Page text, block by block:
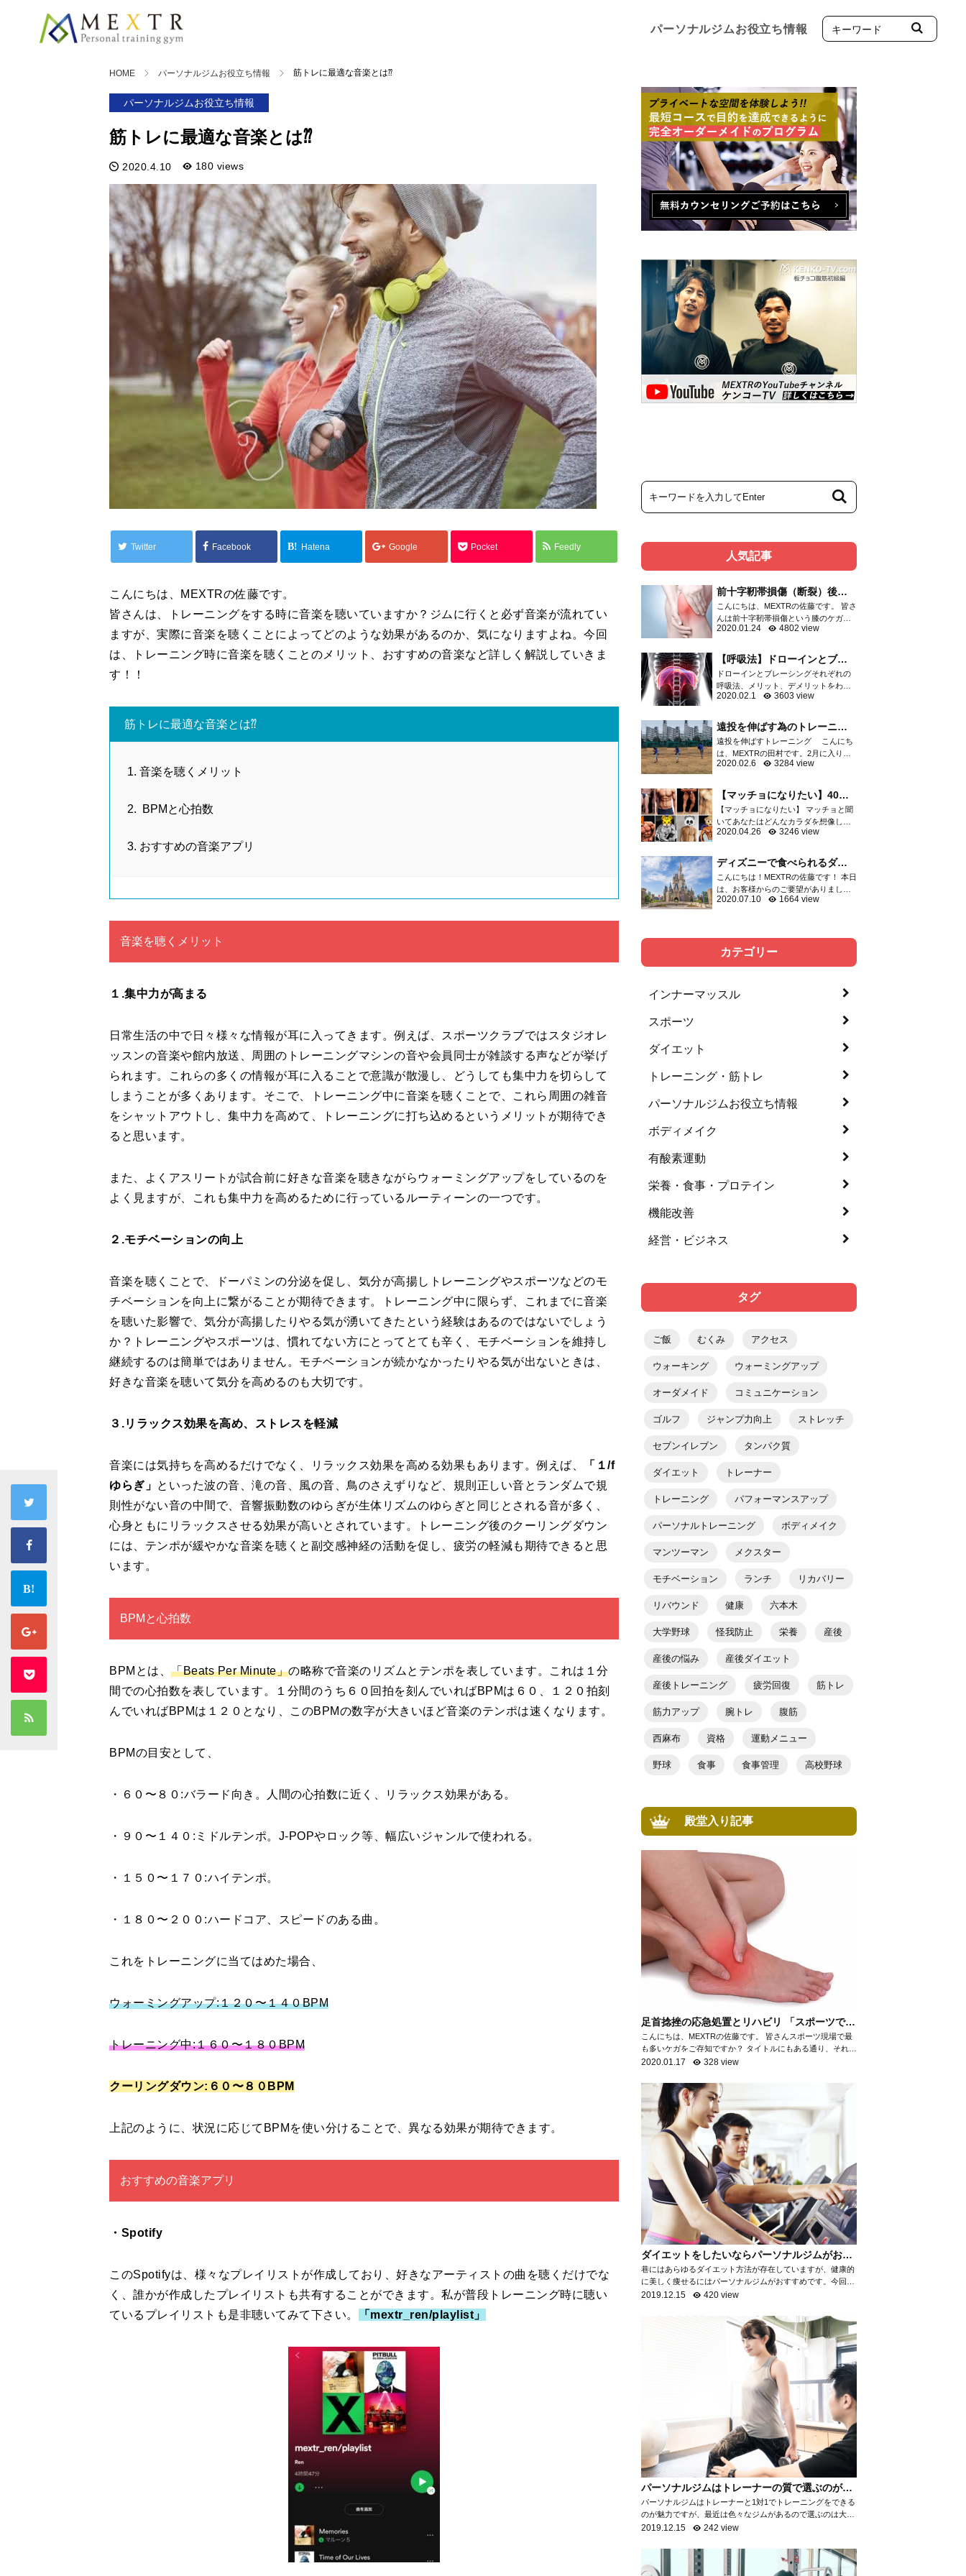
パーソナルジムお役立ち情報
HOME パーソナルジムお役立ち情報 筋トレに最適な音楽とは⁇
パーソナルジムお役立ち情報
筋トレに最適な音楽とは⁇
2020.4.10 180 views
Twitter Facebook Hatena Google Pocket Feedly
こんにちは、MEXTRの佐藤です。
皆さんは、トレーニングをする時に音楽を聴いていますか？ジムに行くと必ず音楽が流れてい
ますが、実際に音楽を聴くことによってどのような効果があるのか、気になりますよね。今回
は、トレーニング時に音楽を聴くことのメリット、おすすめの音楽など詳しく解説していきま
す！！
筋トレに最適な音楽とは⁇
音楽を聴くメリット
BPMと心拍数
おすすめの音楽アプリ
音楽を聴くメリット
１.集中力が高まる
日常生活の中で日々様々な情報が耳に入ってきます。例えば、スポーツクラブではスタジオレ
ッスンの音楽や館内放送、周囲のトレーニングマシンの音や会員同士が雑談する声などが挙げ
られます。これらの多くの情報が耳に入ることで意識が散漫し、どうしても集中力を切らして
しまうことが多くあります。そこで、トレーニング中に音楽を聴くことで、これら周囲の雑音
をシャットアウトし、集中力を高めて、トレーニングに打ち込めるというメリットが期待でき
ると思います。
また、よくアスリートが試合前に好きな音楽を聴きながらウォーミングアップをしているのを
よく見ますが、これも集中力を高めるために行っているルーティーンの一つです。
２.モチベーションの向上
音楽を聴くことで、ドーパミンの分泌を促し、気分が高揚しトレーニングやスポーツなどのモ
チベーションを向上に繋がることが期待できます。トレーニング中に限らず、これまでに音楽
を聴いた影響で、気分が高揚したりやる気が湧いてきたという経験はあるのではないでしょう
か？トレーニングやスポーツは、慣れてない方にとってとても辛く、モチベーションを維持し
継続するのは簡単ではありません。モチベーションが続かなかったりやる気が出ないときは、
好きな音楽を聴いて気分を高めるのも大切です。
３.リラックス効果を高め、ストレスを軽減
音楽には気持ちを高めるだけでなく、リラックス効果を高める効果もあります。例えば、
「１/f
ゆらぎ」 といった波の音、滝の音、風の音、鳥のさえずりなど、規則正しい音とランダムで規
則性がない音の中間で、音響振動数のゆらぎが生体リズムのゆらぎと同じとされる音が多く、
心身ともにリラックスさせる効果が高いとされています。トレーニング後のクーリングダウン
には、テンポが緩やかな音楽を聴くと副交感神経の活動を促し、疲労の軽減も期待できると思
います。
BPMと心拍数
BPMとは、 「Beats Per Minute」の略称で音楽のリズムとテンポを表しています。これは１分
間での心拍数を表しています。１分間のうち６０回拍を刻んでいればBPMは６０、１２０拍刻
んでいればBPMは１２０となり、このBPMの数字が大きいほど音楽のテンポは速くなります。
BPMの目安として、
・６０〜８０:バラード向き。人間の心拍数に近く、リラックス効果がある。
・９０〜１４０:ミドルテンポ。J-POPやロック等、幅広いジャンルで使われる。
・１５０〜１７０:ハイテンポ。
・１８０〜２００:ハードコア、スピードのある曲。
これをトレーニングに当てはめた場合、
ウォーミングアップ:１２０〜１４０BPM
トレーニング中:１６０〜１８０BPM
クーリングダウン:６０〜８０BPM
上記のように、状況に応じてBPMを使い分けることで、異なる効果が期待できます。
おすすめの音楽アプリ
・Spotify
このSpotifyは、様々なプレイリストが作成しており、好きなアーティストの曲を聴くだけでな
く、誰かが作成したプレイリストも共有することができます。私が普段トレーニング時に聴い
ているプレイリストも是非聴いてみて下さい。
「mextr_ren/playlist」
人気記事
前十字靭帯損傷（断裂）後の
リハビリメニュー
こんにちは、MEXTRの佐藤です。 皆さ
んは前十字靭帯損傷という膝のケガを
ご存知ですか？ 膝関節のケガは頻度の
軟骨など膝関節を構成する重要な組織
が損傷し、スポーツ...
2020.01.24 4802 view
【呼吸法】ドローインとブレ
ーシングはどっちがいい
の？？
ドローインとブレーシングそれぞれの
呼吸法、メリット、デメリットをわか
りやすくご紹介 呼吸の方法としてよく
グ」運動指導者の中でも二極化して...
2020.02.1 3603 view
遠投を伸ばす為のトレーニン
グ
遠投を伸ばすトレーニング こんにち
は、MEXTRの田村です。2月に入りプ
ロ野球はキャンプインしましたね。選
今年も始まったなと感じてます。 突然
ですが、野球の...
2020.02.6 3284 view
【マッチョになりたい】40代
からでも遅くないマッチョに
なる方法
【マッチョになりたい】 マッチョと聞
いてあなたはどんなカラダを想像しま
すか？ 細マッチョ？マッチョ？ゴリマ
ようなゴリマッチョを想像するでしょ
う。 そしてトレ...
2020.04.26 3246 view
ディズニーで食べられるダイ
エット飯をご紹介！！
こんにちは！MEXTRの佐藤です！ 本日
は、お客様からのご要望がありました
ので、ディズニーで食べられるダイエ
がディズニーでのダ...
2020.07.10 1664 view
カテゴリー
インナーマッスル
スポーツ
ダイエット
トレーニング・筋トレ
パーソナルジムお役立ち情報
ボディメイク
有酸素運動
栄養・食事・プロテイン
機能改善
経営・ビジネス
タグ
ご飯 むくみ アクセス
ウォーキング ウォーミングアップ
オーダメイド コミュニケーション
ゴルフ ジャンプ力向上 ストレッチ
セブンイレブン タンパク質
ダイエット トレーナー
トレーニング パフォーマンスアップ
パーソナルトレーニング ボディメイク
マンツーマン メクスター
モチベーション ランチ リカバリー
リバウンド 健康 六本木
大学野球 怪我防止 栄養 産後
産後の悩み 産後ダイエット
産後トレーニング 疲労回復 筋トレ
筋力アップ 腕トレ 腹筋
西麻布 資格 運動メニュー
野球 食事 食事管理 高校野球
殿堂入り記事
足首捻挫の応急処置とリハビリ 「スポーツで最
も多いケガ」
こんにちは、MEXTRの佐藤です。 皆さんスポーツ現場で最
も多いケガをご存知ですか？ タイトルにもある通り、それが
「足首の捻挫」です。 「足首の捻挫」は、スポーツ現場だけ
2020.01.17 328 view
ダイエットをしたいならパーソナルジムがおす
すめ！
巷にはあらゆるダイエット方法が存在していますが、健康的
に美しく痩せるにはパーソナルジムがおすすめです。今回
は、なぜパーソナルジムがダイエットに最適なのかを項目ご
2019.12.15 420 view
パーソナルジムはトレーナーの質で選ぶのがお
すすめ！
パーソナルジムはトレーナーと1対1でトレーニングをできる
のが魅力ですが、最近は色々なジムがあるので選ぶのは大変
ですよね。パーソナルジムで満足ができるところを選ぶため
2019.12.15 242 view